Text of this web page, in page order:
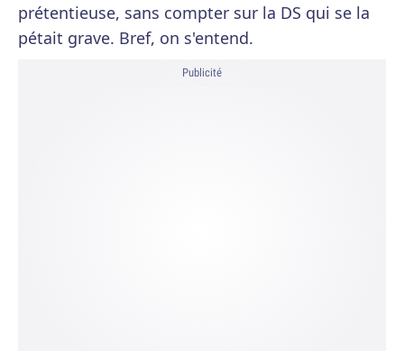
prétentieuse, sans compter sur la DS qui se la
pétait grave. Bref, on s'entend.
Publicité